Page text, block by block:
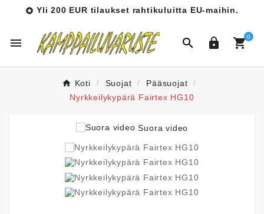
 Yli 200 EUR tilaukset rahtikuluitta EU-maihin.
   0
Koti Suojat
Pääsuojat
Nyrkkeilykypärä Fairtex HG10
Suora video